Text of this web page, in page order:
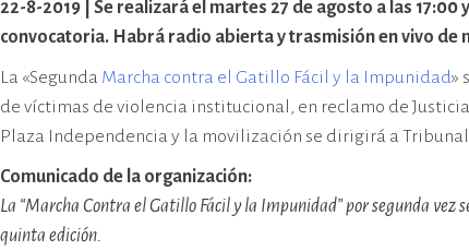
Mendoza (D2) y fueron destinadas
a la represión política ilegal, antes
y durante la última dictadura
Centro Clandestino de Detención,
Tortura y Extermino más
importante del Gran Mendoza.
22-8-2019 | Se realizará el martes 27 de agosto a las
convocatoria. Habrá radio abierta y trasmisión en vivo
La «Segunda Marcha contra el Gatillo Fácil y la Impunidad»
de víctimas de violencia institucional, en reclamo de
Plaza Independencia y la movilización se dirigirá a
Comunicado de la organización:
La “Marcha Contra el Gatillo Fácil y la Impunidad” por segunda vez
quinta edición.